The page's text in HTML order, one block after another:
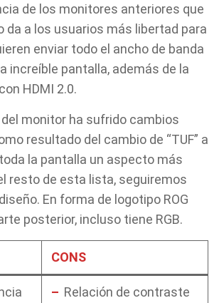
de los monitores anteriores que
da a los usuarios más libertad para
enviar todo el ancho de banda
increíble pantalla, además de la
HDMI 2.0.
monitor ha sufrido cambios
resultado del cambio de “TUF” a
toda la pantalla un aspecto más
resto de esta lista, seguiremos
En forma de logotipo ROG
posterior, incluso tiene RGB.
CONS
– Relación de contraste